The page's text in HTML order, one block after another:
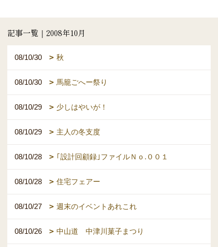
記事一覧｜2008年10月
08/10/30 秋
08/10/30 馬籠ごへー祭り
08/10/29 少しはやいが！
08/10/29 主人の冬支度
08/10/28 ｢設計回顧録｣ファイルＮｏ.００１
08/10/28 住宅フェアー
08/10/27 週末のイベントあれこれ
08/10/26 中山道 中津川菓子まつり